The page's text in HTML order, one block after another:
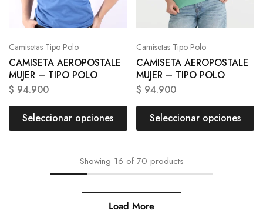
Camisetas Tipo Polo
CAMISETA AEROPOSTALE
MUJER – TIPO POLO
$ 94.900
Seleccionar opciones
Camisetas Tipo Polo
CAMISETA AEROPOSTALE
MUJER – TIPO POLO
$ 94.900
Seleccionar opciones
Showing 16 of 70 products
Load More